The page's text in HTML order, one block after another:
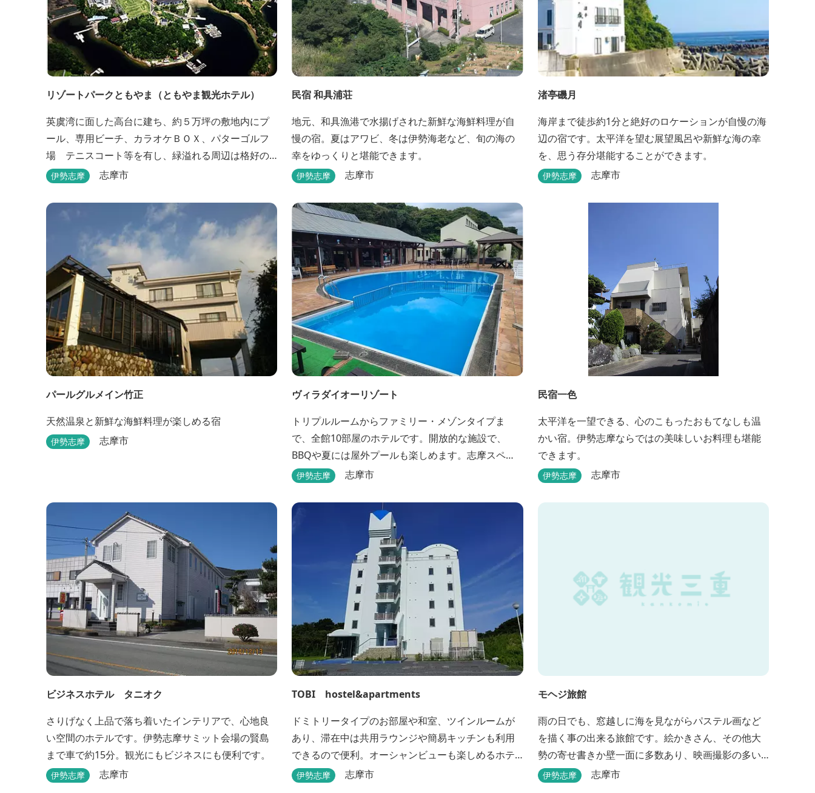
リゾートパークともやま（ともやま観光ホテル）
英虞湾に面した高台に建ち、約５万坪の敷地内にプ
ール、専用ビーチ、カラオケＢＯＸ、パターゴルフ
場 テニスコート等を有し、緑溢れる周辺は格好の
サイクリングコースです。お料理は新鮮な海の幸を
酷鍋会席、松茸料理（秋）等グルメ志向の方に好評
です。夏には野外バーベキューも毎晩行ないます。
伊勢志摩 志摩市
民宿 和具浦荘
地元、和具漁港で水揚げされた新鮮な海鮮料理が自
慢の宿。夏はアワビ、冬は伊勢海老など、旬の海の
幸をゆっくりと堪能できます。
伊勢志摩 志摩市
渚亭磯月
海岸まで徒歩約1分と絶好のロケーションが自慢の海
辺の宿です。太平洋を望む展望風呂や新鮮な海の幸
を、思う存分堪能することができます。
伊勢志摩 志摩市
パールグルメイン竹正
天然温泉と新鮮な海鮮料理が楽しめる宿
伊勢志摩 志摩市
ヴィラダイオーリゾート
トリプルルームからファミリー・メゾンタイプま
で、全館10部屋のホテルです。開放的な施設で、
BBQや夏には屋外プールも楽しめます。志摩スペイ
ン村まで車で約25分と観光にも便利。 バレルサウナ
伊勢志摩 志摩市
民宿一色
太平洋を一望できる、心のこもったおもてなしも温
かい宿。伊勢志摩ならではの美味しいお料理も堪能
できます。
伊勢志摩 志摩市
ビジネスホテル タニオク
さりげなく上品で落ち着いたインテリアで、心地良
い空間のホテルです。伊勢志摩サミット会場の賢島
まで車で約15分。観光にもビジネスにも便利です。
伊勢志摩 志摩市
TOBI hostel&apartments
ドミトリータイプのお部屋や和室、ツインルームが
あり、滞在中は共用ラウンジや簡易キッチンも利用
できるので便利。オーシャンビューも楽しめるホテ
ルです。
伊勢志摩 志摩市
モヘジ旅館
雨の日でも、窓越しに海を見ながらパステル画など
を描く事の出来る旅館です。絵かきさん、その他大
勢の寄せ書きか壁一面に多数あり、映画撮影の多い
場所にあります。広間に絵かきポイントの大地図が
伊勢志摩 志摩市